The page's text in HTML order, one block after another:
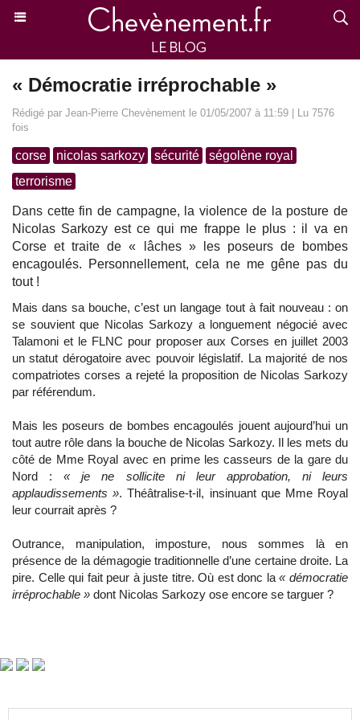
« Démocratie irréprochable »
Rédigé par Jean-Pierre Chevènement le 01/05/2007 à 11:59 | Lu 7576
fois
corse nicolas sarkozy sécurité
ségolène royal
terrorisme
Dans cette fin de campagne, la violence de la posture de
Nicolas Sarkozy est ce qui me frappe le plus : il va en
Corse et traite de « lâches » les poseurs de bombes
encagoulés. Personnellement, cela ne me gêne pas du
tout !
Mais dans sa bouche, c’est un langage tout à fait nouveau : on
se souvient que Nicolas Sarkozy a longuement négocié avec
Talamoni et le FLNC pour proposer aux Corses en juillet 2003
un statut dérogatoire avec pouvoir législatif. La majorité de nos
compatriotes corses a rejeté la proposition de Nicolas Sarkozy
par référendum.
Mais les poseurs de bombes encagoulés jouent aujourd’hui un
tout autre rôle dans la bouche de Nicolas Sarkozy. Il les mets du
côté de Mme Royal avec en prime les casseurs de la gare du
Nord :« je ne sollicite ni leur approbation, ni leurs
applaudissements ». Théâtralise-t-il, insinuant que Mme Royal
leur courrait après ?
Outrance, manipulation, imposture, nous sommes là en
présence de la démagogie traditionnelle d’une certaine droite. La
pire. Celle qui fait peur à juste titre. Où est donc la« démocratie
irréprochable » dont Nicolas Sarkozy ose encore se targuer ?